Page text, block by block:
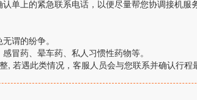
单上的紧急联系电话，以便尽量帮您协调接机
谓的纷争。
冒药、晕车药、私人习惯性药物等。
若遇此类情况，客服人员会与您联系并确认行程